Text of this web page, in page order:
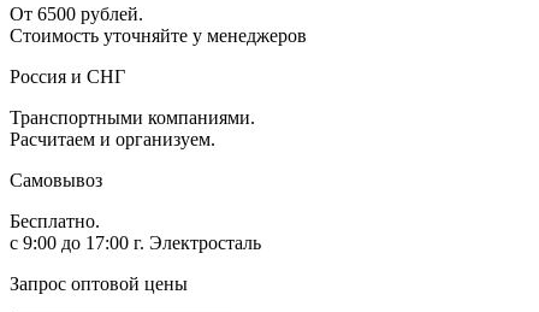
От 6500 рублей.
Стоимость уточняйте у менеджеров
Россия и СНГ
Транспортными компаниями.
Расчитаем и организуем.
Самовывоз
Бесплатно.
с 9:00 до 17:00 г. Электросталь
Запрос оптовой цены